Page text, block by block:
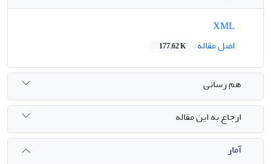
اصل مقاله
177.62 K
هم رسانی
ارجاع به این مقاله
آمار